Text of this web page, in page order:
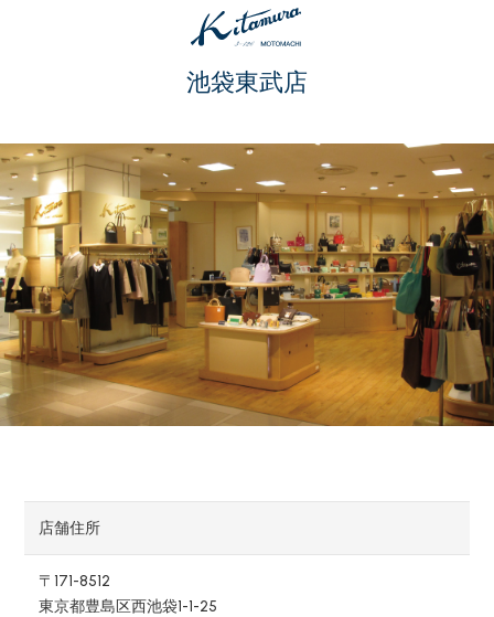
池袋東武店
店舗住所
〒171-8512
東京都豊島区西池袋1-1-25